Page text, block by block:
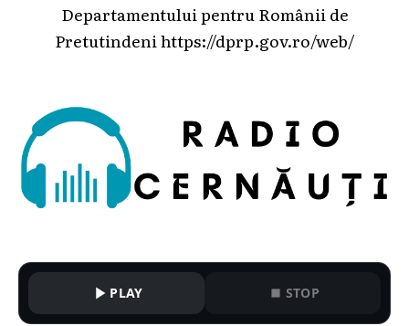
Departamentului pentru Românii de
Pretutindeni https://dprp.gov.ro/web/
PLAY STOP